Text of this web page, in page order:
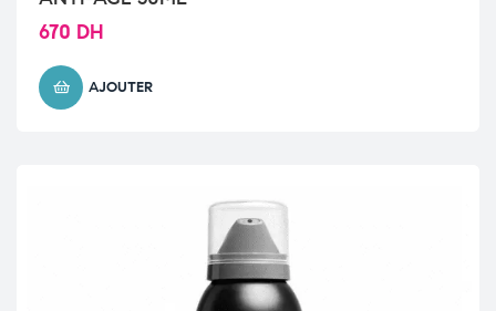
670 DH
AJOUTER